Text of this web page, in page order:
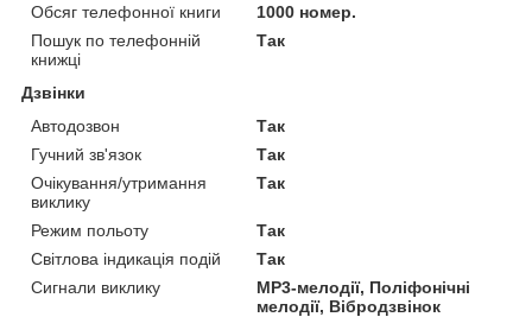
Обсяг телефонної книги
1000 номер.
Пошук по телефонній
книжці
Так
Дзвінки
Автодозвон
Так
Гучний зв'язок
Так
Очікування/утримання
виклику
Так
Режим польоту
Так
Світлова індикація подій
Так
Сигнали виклику
MP3-мелодії, Поліфонічні
мелодії, Вібродзвінок